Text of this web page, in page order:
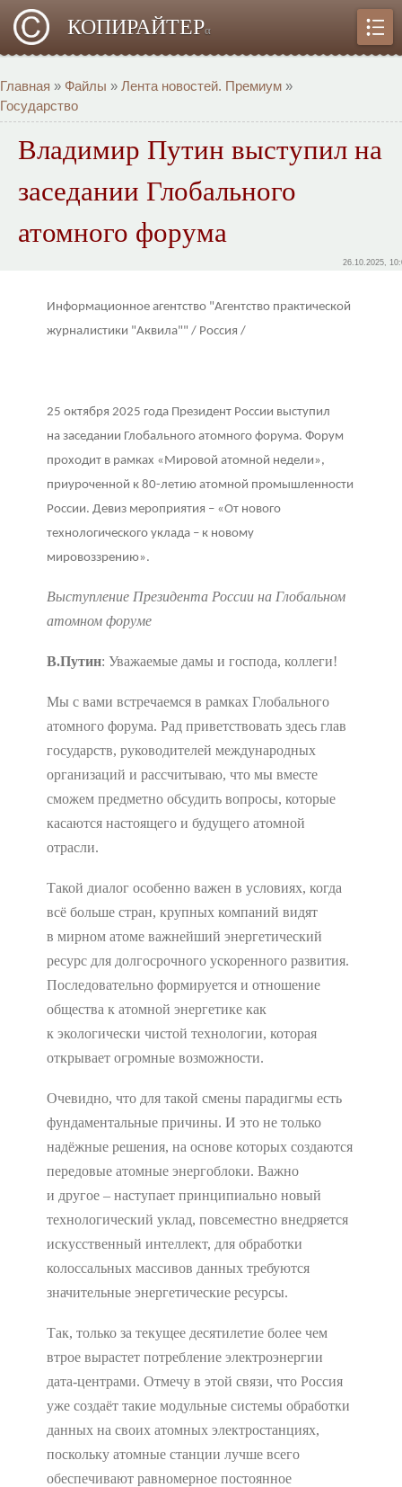
КОПИРАЙТЕРα
Главная » Файлы » Лента новостей. Премиум »
Государство
Владимир Путин выступил на
заседании Глобального
атомного форума
26.10.2025,
Информационное агентство "Агентство практической
журналистики "Аквила"" / Россия /
25 октября 2025 года Президент России выступил
на заседании Глобального атомного форума. Форум
проходит в рамках «Мировой атомной недели»,
приуроченной к 80-летию атомной промышленности
России. Девиз мероприятия – «От нового
технологического уклада – к новому
мировоззрению».
Выступление Президента России на Глобальном
атомном форуме
В.Путин: Уважаемые дамы и господа, коллеги!
Мы с вами встречаемся в рамках Глобального
атомного форума. Рад приветствовать здесь глав
государств, руководителей международных
организаций и рассчитываю, что мы вместе
сможем предметно обсудить вопросы, которые
касаются настоящего и будущего атомной
отрасли.
Такой диалог особенно важен в условиях, когда
всё больше стран, крупных компаний видят
в мирном атоме важнейший энергетический
ресурс для долгосрочного ускоренного развития.
Последовательно формируется и отношение
общества к атомной энергетике как
к экологически чистой технологии, которая
открывает огромные возможности.
Очевидно, что для такой смены парадигмы есть
фундаментальные причины. И это не только
надёжные решения, на основе которых создаются
передовые атомные энергоблоки. Важно
и другое – наступает принципиально новый
технологический уклад, повсеместно внедряется
искусственный интеллект, для обработки
колоссальных массивов данных требуются
значительные энергетические ресурсы.
Так, только за текущее десятилетие более чем
втрое вырастет потребление электроэнергии
дата-центрами. Отмечу в этой связи, что Россия
уже создаёт такие модульные системы обработки
данных на своих атомных электростанциях,
поскольку атомные станции лучше всего
обеспечивают равномерное постоянное